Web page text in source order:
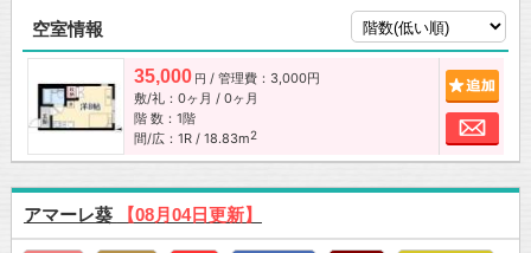
空室情報
35,000 円 / 管理費：3,000円
敷/礼：0ヶ月 / 0ヶ月
階 数：1階
間/広：1R / 18.83m2
お
アマーレ葵 【08月04日更新】